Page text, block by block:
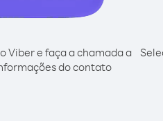
Viber e faça a chamada a
do contato